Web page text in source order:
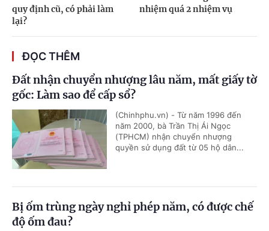
quy định cũ, có phải làm
lại?
nhiệm quá 2 nhiệm vụ
ĐỌC THÊM
Đất nhận chuyển nhượng lâu năm, mất giấy tờ
gốc: Làm sao để cấp sổ?
(Chinhphu.vn) - Từ năm 1996 đến
năm 2000, bà Trần Thị Ái Ngọc
(TPHCM) nhận chuyển nhượng
quyền sử dụng đất từ 05 hộ dân...
Bị ốm trùng ngày nghỉ phép năm, có được chế
độ ốm đau?